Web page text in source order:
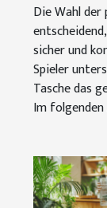
Die Wahl
sicher und
Spieler
Tasche das
Im